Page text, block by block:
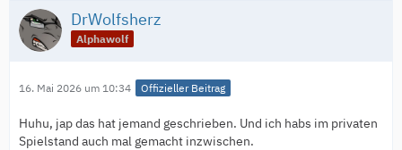
DrWolfsherz
Alphawolf
16. Mai 2026 um 10:34 Offizieller Beitrag
Huhu, jap das hat jemand geschrieben. Und ich habs im privaten
Spielstand auch mal gemacht inzwischen.